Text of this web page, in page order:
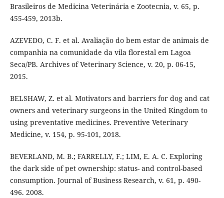
Brasileiros de Medicina Veterinária e Zootecnia, v. 65, p.
455-459, 2013b.
AZEVEDO, C. F. et al. Avaliação do bem estar de animais de
companhia na comunidade da vila florestal em Lagoa
Seca/PB. Archives of Veterinary Science, v. 20, p. 06-15,
2015.
BELSHAW, Z. et al. Motivators and barriers for dog and cat
owners and veterinary surgeons in the United Kingdom to
using preventative medicines. Preventive Veterinary
Medicine, v. 154, p. 95-101, 2018.
BEVERLAND, M. B.; FARRELLY, F.; LIM, E. A. C. Exploring
the dark side of pet ownership: status- and control-based
consumption. Journal of Business Research, v. 61, p. 490-
496. 2008.